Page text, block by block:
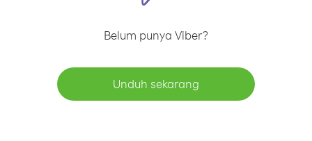
Belum punya Viber?
Unduh sekarang